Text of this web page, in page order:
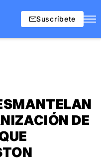
Suscríbete
DE